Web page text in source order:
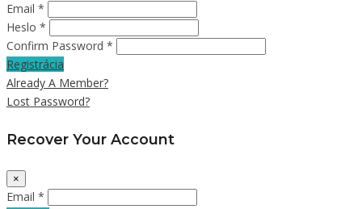
Email *
Heslo *
Confirm Password *
Registrácia
Already A Member?
Lost Password?
Recover Your Account
×
Email *